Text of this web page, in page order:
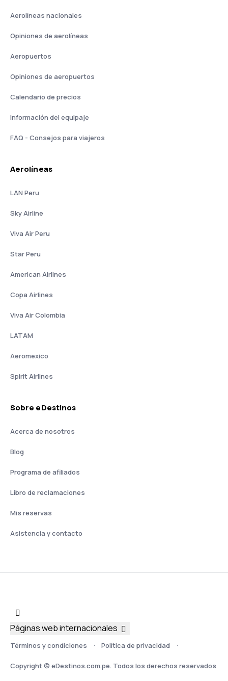
Aerolíneas nacionales
Opiniones de aerolíneas
Aeropuertos
Opiniones de aeropuertos
Calendario de precios
Información del equipaje
FAQ - Consejos para viajeros
Aerolíneas
LAN Peru
Sky Airline
Viva Air Peru
Star Peru
American Airlines
Copa Airlines
Viva Air Colombia
LATAM
Aeromexico
Spirit Airlines
Sobre eDestinos
Acerca de nosotros
Blog
Programa de afiliados
Libro de reclamaciones
Mis reservas
Asistencia y contacto
Términos y condiciones Política de privacidad
Copyright © eDestinos.com.pe. Todos los derechos reservados
Páginas web internacionales